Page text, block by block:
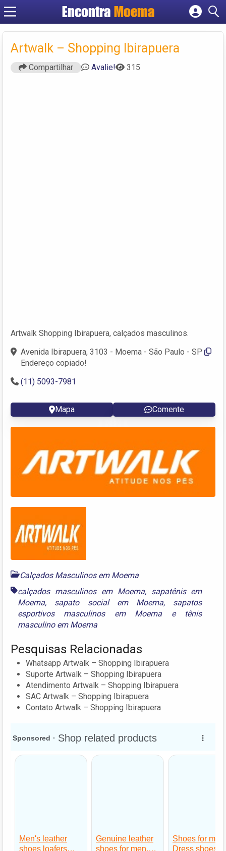
Encontra Moema
Criar conta
Artwalk – Shopping Ibirapuera
Compartilhar Avalie! 315
Artwalk Shopping Ibirapuera, calçados masculinos.
Avenida Ibirapuera, 3103 - Moema - São Paulo - SP
Endereço copiado!
(11) 5093-7981
Mapa Comente
Calçados Masculinos em Moema
calçados masculinos em Moema, sapatênis em
Moema, sapato social em Moema, sapatos
esportivos masculinos em Moema e tênis
masculino em Moema
Pesquisas Relacionadas
Whatsapp Artwalk – Shopping Ibirapuera
Suporte Artwalk – Shopping Ibirapuera
Atendimento Artwalk – Shopping Ibirapuera
SAC Artwalk – Shopping Ibirapuera
Contato Artwalk – Shopping Ibirapuera